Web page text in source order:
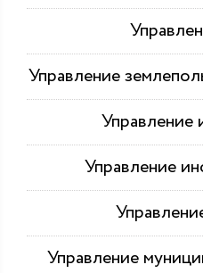
Управление
Управление
Управление